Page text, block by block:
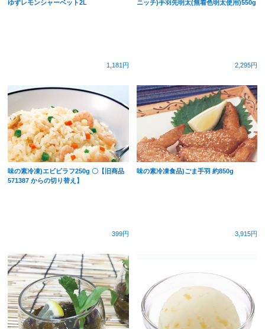
ゆずレモンシャーベット2L
1,181円
ニッチ)手羽先明太(無着色明太使用)550g
2,295円
味の素冷凍)エビピラフ250g 〇【旧商品
571387 からの切り替え】
399円
味の素冷凍食品)ごま手羽 約850g
3,915円